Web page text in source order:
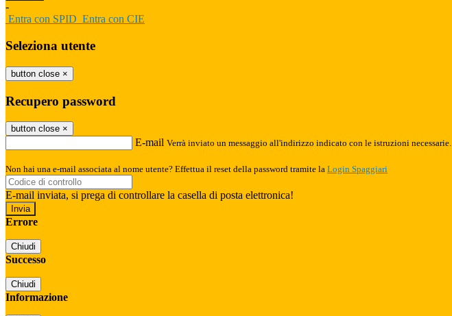
-
Entra con SPID Entra con CIE
Seleziona utente
button close ×
Recupero password
button close ×
E-mail Verrà inviato un messaggio all'indirizzo indicato con le istruzioni necessarie.
Non hai una e-mail associata al nome utente? Effettua il reset della password tramite la Login Spaggiari
E-mail inviata, si prega di controllare la casella di posta elettronica!
Errore
Chiudi
Successo
Chiudi
Informazione